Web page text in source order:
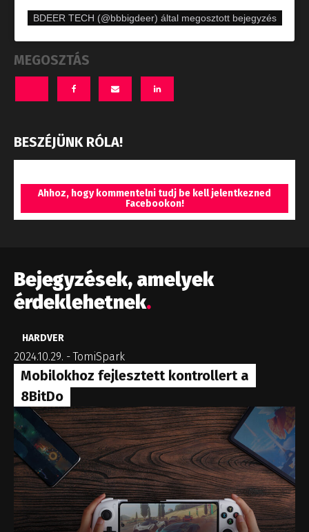
BDEER TECH (@bbbigdeer) által megosztott bejegyzés
MEGOSZTÁS
BESZÉJÜNK RÓLA!
Ahhoz, hogy kommentelni tudj be kell jelentkezned
Facebookon!
Bejegyzések, amelyek
érdeklehetnek.
HARDVER
2024.10.29. -TomiSpark
Mobilokhoz fejlesztett kontrollert a
8BitDo